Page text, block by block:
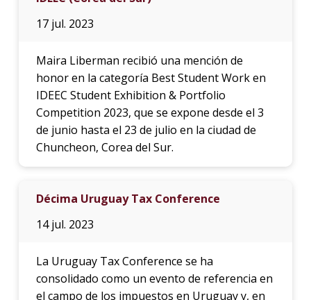
17 jul. 2023
Maira Liberman recibió una mención de
honor en la categoría Best Student Work en
IDEEC Student Exhibition & Portfolio
Competition 2023, que se expone desde el 3
de junio hasta el 23 de julio en la ciudad de
Chuncheon, Corea del Sur.
Décima Uruguay Tax Conference
14 jul. 2023
La Uruguay Tax Conference se ha
consolidado como un evento de referencia en
el campo de los impuestos en Uruguay y, en